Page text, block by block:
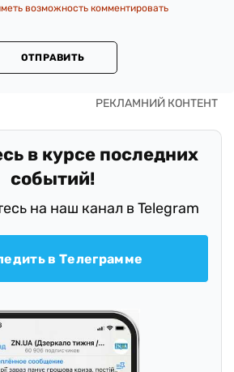
возможность комментировать
ОТПРАВИТЬ
в курсе последних
событий!
на наш канал в Telegram
в Телеграмме